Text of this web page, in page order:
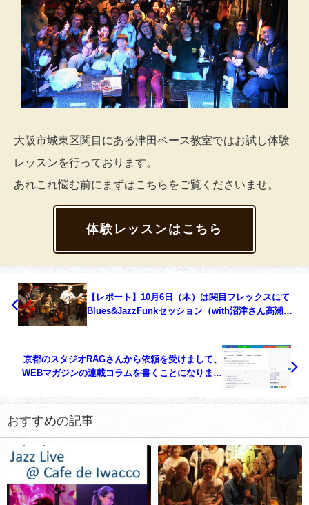
大阪市城東区関目にある津田ベース教室ではお試し体験
レッスンを行っております。
あれこれ悩む前にまずはこちらをご覧くださいませ。
体験レッスンはこちら
【レポート】10月6日（木）は関目フレックスにて
Blues&JazzFunkセッション（with沼津さん高瀬さ
京都のスタジオRAGさんから依頼を受けまして、
WEBマガジンの連載コラムを書くことになりまし
おすすめの記事